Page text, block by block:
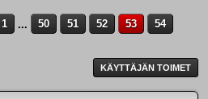
1 ... 50 51 52 53
54
KÄYTTÄJÄN TOIMET